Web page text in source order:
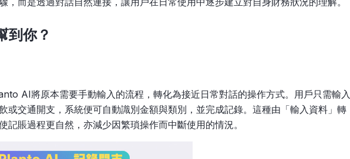
到你？
AI將原本需要手動輸入的流程，轉化為接近日常對話的操作方式。用戶只需輸入
或交通開支，系統便可自動識別金額與類別，並完成記錄。這種由「輸入資料」轉
記賬過程更自然，亦減少因繁瑣操作而中斷使用的情況。